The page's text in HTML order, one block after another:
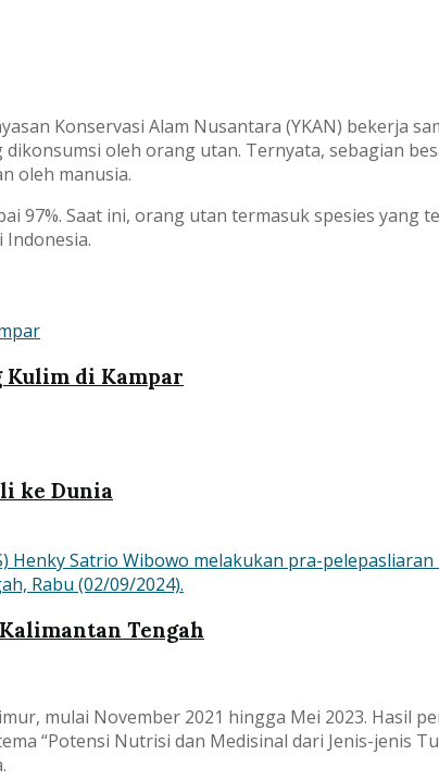
Konservasi Alam Nusantara (YKAN) bekerja
oleh orang utan. Ternyata, sebagian
oleh manusia.
97%. Saat ini, orang utan termasuk spesies yang
Kulim di Kampar
ke Dunia
Tengah
mulai November 2021 hingga Mei 2023. Hasil
“Potensi Nutrisi dan Medisinal dari Jenis-jenis